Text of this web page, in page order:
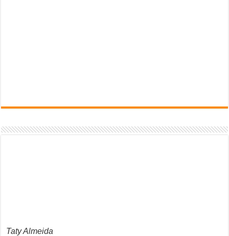
Taty Almeida